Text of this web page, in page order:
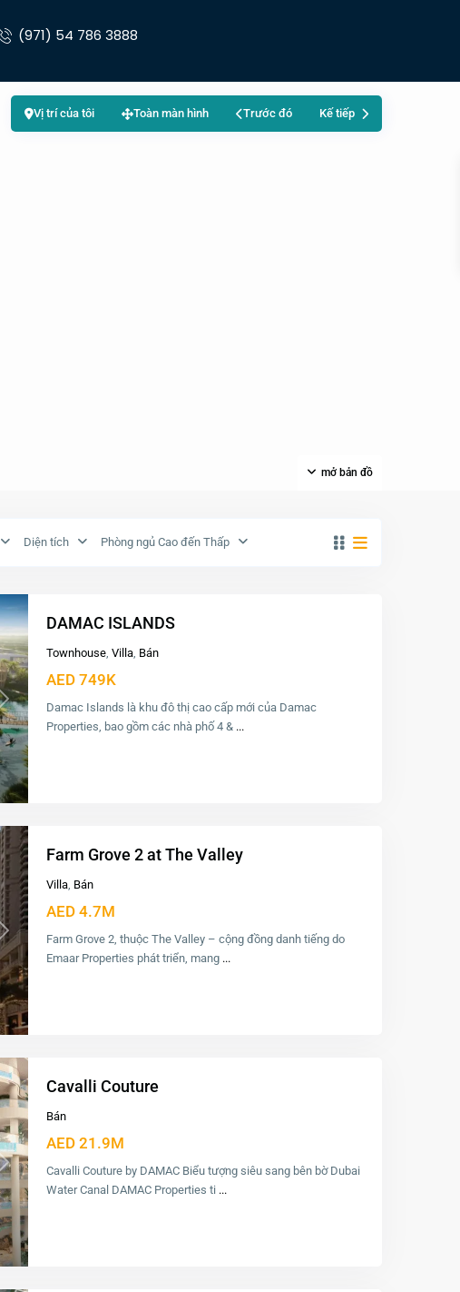
(971) 54 786 3888
mở bản đồ
Vị trí của tôi Toàn màn hình Trước đó Kế tiếp
Diện tích Phòng ngủ Cao đến Thấp
Next
DAMAC ISLANDS
Townhouse, Villa, Bán
AED 749K
Damac Islands là khu đô thị cao cấp mới của Damac
Properties, bao gồm các nhà phố 4 & ...
Next
Farm Grove 2 at The Valley
Villa, Bán
AED 4.7M
Farm Grove 2, thuộc The Valley – cộng đồng danh tiếng do
Emaar Properties phát triển, mang ...
Next
Cavalli Couture
Bán
AED 21.9M
Cavalli Couture by DAMAC Biểu tượng siêu sang bên bờ Dubai
Water Canal DAMAC Properties ti ...